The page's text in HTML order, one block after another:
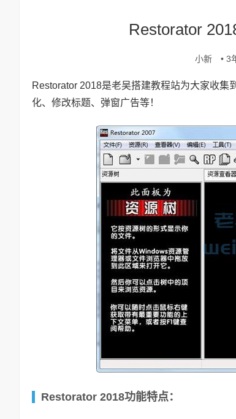
Restorator
小新 • 3
Restorator 2018是老吴搭建教程站为大家收
化、修改标题、弹窗广告等！
Restorator 2018功能特点：